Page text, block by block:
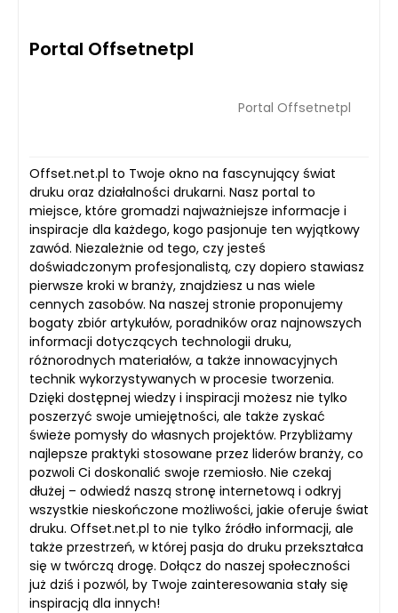
Portal Offsetnetpl
Portal Offsetnetpl
Offset.net.pl to Twoje okno na fascynujący świat
druku oraz działalności drukarni. Nasz portal to
miejsce, które gromadzi najważniejsze informacje i
inspiracje dla każdego, kogo pasjonuje ten wyjątkowy
zawód. Niezależnie od tego, czy jesteś
doświadczonym profesjonalistą, czy dopiero stawiasz
pierwsze kroki w branży, znajdziesz u nas wiele
cennych zasobów. Na naszej stronie proponujemy
bogaty zbiór artykułów, poradników oraz najnowszych
informacji dotyczących technologii druku,
różnorodnych materiałów, a także innowacyjnych
technik wykorzystywanych w procesie tworzenia.
Dzięki dostępnej wiedzy i inspiracji możesz nie tylko
poszerzyć swoje umiejętności, ale także zyskać
świeże pomysły do własnych projektów. Przybliżamy
najlepsze praktyki stosowane przez liderów branży, co
pozwoli Ci doskonalić swoje rzemiosło. Nie czekaj
dłużej – odwiedź naszą stronę internetową i odkryj
wszystkie nieskończone możliwości, jakie oferuje świat
druku. Offset.net.pl to nie tylko źródło informacji, ale
także przestrzeń, w której pasja do druku przekształca
się w twórczą drogę. Dołącz do naszej społeczności
już dziś i pozwól, by Twoje zainteresowania stały się
inspiracją dla innych!